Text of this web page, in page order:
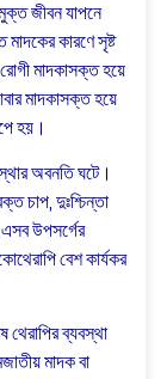
জীবন যাপনে
কারণে সৃষ্ট
মাদকাসক্ত হয়ে
মাদকাসক্ত হয়ে
হয়।
অবনতি ঘটে।
চাপ, দুঃশ্চিন্তা
এসব উপসর্গের
বেশ কার্যকর
থেরাপির ব্যবস্থা
মাদক বা